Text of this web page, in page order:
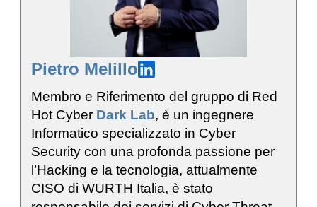
Pietro Melillo
Membro e Riferimento del gruppo di Red
Hot Cyber Dark Lab, è un ingegnere
Informatico specializzato in Cyber
Security con una profonda passione per
l’Hacking e la tecnologia, attualmente
CISO di WURTH Italia, è stato